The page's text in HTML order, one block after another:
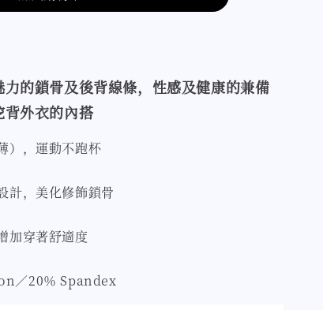
的鎖骨及後背線條，性感及健康的兼備
外衣的內搭
），運動不跑杯
計，美化修飾鎖骨
加穿著舒適度
／20％ Spandex